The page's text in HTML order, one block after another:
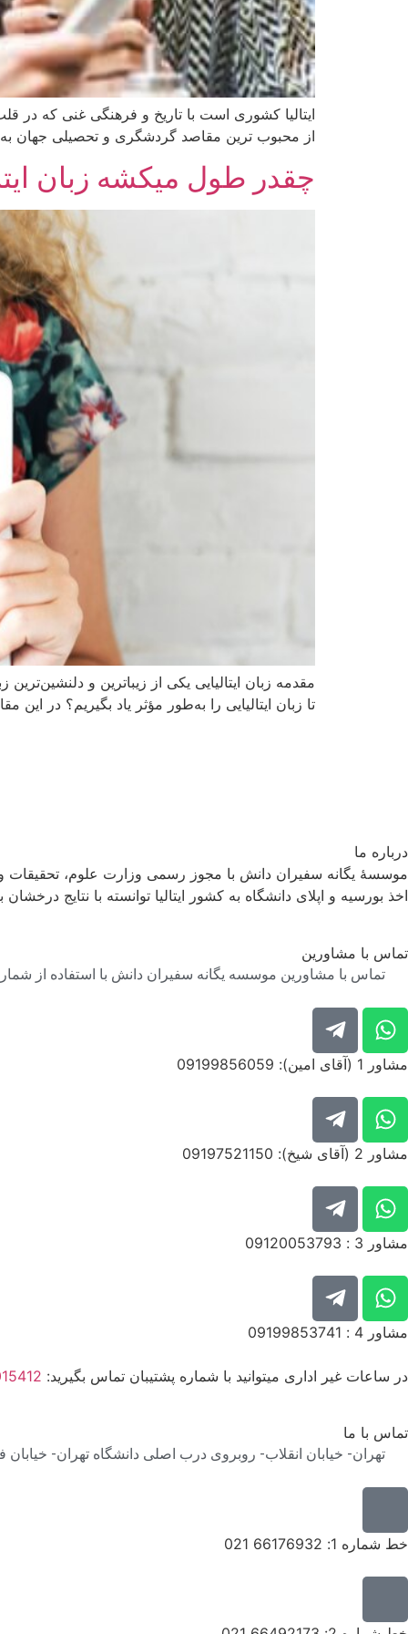
ایتالیا کشوری است با تاریخ و فرهنگی غنی که در
از محبوب‌ ترین مقاصد گردشگری و تحصیلی جهان به
چقدر طول میکشه زبان
مقدمه زبان ایتالیایی یکی از زیباترین و
تا زبان ایتالیایی را به‌طور مؤثر یاد بگیریم؟ در
درباره ما
موسسۀ یگانه سفیران دانش با مجوز رسمی وزارت علوم، تحقیقات
اخذ بورسیه و اپلای دانشگاه به کشور ایتالیا توانسته با نتایج
تماس با مشاورین
تماس با مشاورین موسسه یگانه سفیران دانش با استفاده از
مشاور 1 (آقای امین): 09199856059
مشاور 2 (آقای شیخ): 09197521150
مشاور 3 : 09120053793
مشاور 4 : 09199853741
در ساعات غیر اداری میتوانید با شماره پشتیبان تماس بگیرید:
تماس با ما
تهران- خیابان انقلاب- روبروی درب اصلی دانشگاه تهران- خیابان فخر
خط شماره 1: 66176932 021